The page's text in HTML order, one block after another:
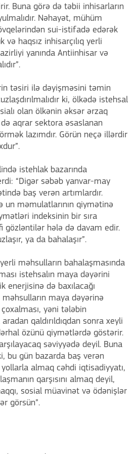
Buna görə də təbii inhisarların
Nəhayət, mühüm
sui-istifadə edərək
haqsız inhisarçılıq yerli
yanında Antiinhisar və
təsiri ilə dəyişməsini təmin
ki, ölkədə istehsal
olan ölkənin əksər ərzaq
aqrar sektora əsaslanan
lazımdır. Görün neçə illərdir
istehlak bazarında
“Digər səbəb yanvar-may
baş verən artımlardır.
un məmulatlarının qiymətinə
indeksinin bir sıra
gözləntilər hələ də davam edir.
ya da bahalaşır”.
məhsulların bahalaşmasında
istehsalın maya dəyərini
də baxılacağı
maya dəyərinə
yəni tələbin
qaldırıldıqdan sonra xeyli
özünü qiymətlərdə göstərir.
səviyyədə deyil. Buna
bu gün bazarda baş verən
almaq cəhdi iqtisadiyyatı,
qarşısını almaq deyil,
sosial müavinət və ödənişlər
görsün”.